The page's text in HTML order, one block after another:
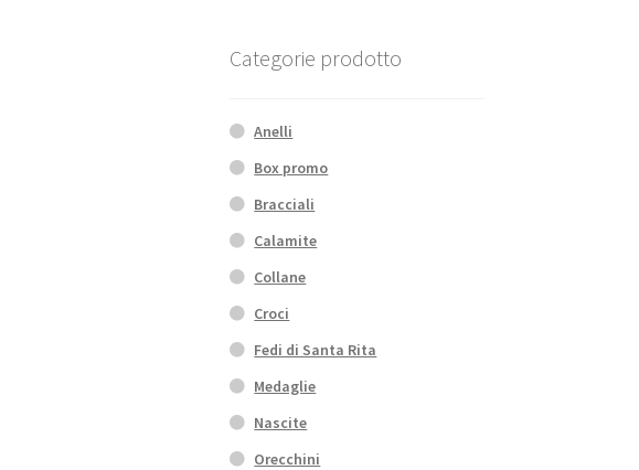
Categorie prodotto
Anelli
Box promo
Bracciali
Calamite
Collane
Croci
Fedi di Santa Rita
Medaglie
Nascite
Orecchini